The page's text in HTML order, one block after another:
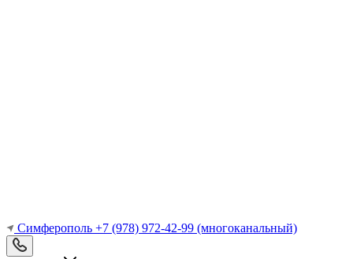
Симферополь +7 (978) 972-42-99 (многоканальный)